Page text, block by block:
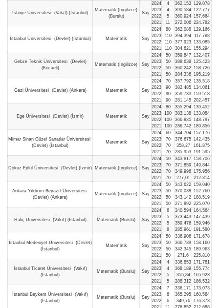
İstinye Üniversitesi (Vakıf) (İstanbul)
Matematik (İngilizce)
(Burslu)
Say
2024
2023
2022
2021
4
4
5
11
362,153
390,584
360,924
272,006
129.078
122.777
157.664
224.782
İstanbul Üniversitesi (Devlet) (İstanbul) Matematik Say
2024
2023
2022
2021
80
110
110
110
362,088
394,394
377,923
304,621
129.166
117.788
133.085
155.294
Gebze Teknik Üniversitesi (Devlet)
(Kocaeli)
Matematik (İngilizce) Say
2024
2023
2022
2021
50
50
50
50
359,847
388,638
360,242
284,336
132.407
125.423
158.726
195.219
Gazi Üniversitesi (Devlet) (Ankara) Matematik Say
2024
2023
2022
2021
70
90
90
90
357,792
382,485
359,733
281,145
135.518
134.061
159.518
202.457
Ege Üniversitesi (Devlet) (İzmir) Matematik Say
2024
2023
2022
2021
80
100
100
100
355,294
383,138
366,835
286,742
139.452
133.084
148.797
189.856
Mimar Sinan Güzel Sanatlar Üniversitesi
(Devlet) (İstanbul)
Matematik Say
2024
2023
2022
2021
60
70
70
70
344,704
376,675
358,27
285,953
157.176
142.435
161.875
191.595
Dokuz Eylül Üniversitesi (Devlet) (İzmir) Matematik (İngilizce) Say
2024
2023
2022
2021
50
70
70
70
343,817
371,859
349,996
277,01
158.706
149.844
175.956
212.314
Ankara Yıldırım Beyazıt Üniversitesi
(Devlet) (Ankara)
Matematik (İngilizce) Say
2024
2023
2022
2021
50
50
50
50
343,622
370,038
343,142
271,892
159.040
152.760
188.519
225.070
Haliç Üniversitesi (Vakıf) (İstanbul) Matematik (Burslu) Say
2024
2023
2022
2021
6
5
5
8
340,594
373,443
359,476
285,961
164.564
147.439
159.946
191.580
İstanbul Medeniyet Üniversitesi (Devlet)
(İstanbul)
Matematik Say
2024
2023
2022
2021
50
50
50
50
336,906
366,739
342,345
271,6
171.678
158.160
189.963
225.810
İstanbul Ticaret Üniversitesi (Vakıf)
(İstanbul)
Matematik (Burslu) Say
2024
2023
2022
2021
4
4
5
5
336,853
368,189
355,84
288,312
171.781
155.774
165.923
186.532
İstanbul Beykent Üniversitesi (Vakıf)
(İstanbul)
Matematik (Burslu) Say
2024
2023
2022
2021
7
6
6
11
336,171
365,295
349,76
276,852
173.073
160.584
176.373
212.688